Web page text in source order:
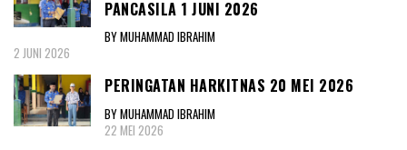
PANCASILA 1 JUNI 2026
BY MUHAMMAD IBRAHIM
2 JUNI 2026
PERINGATAN HARKITNAS 20 MEI 2026
BY MUHAMMAD IBRAHIM
22 MEI 2026